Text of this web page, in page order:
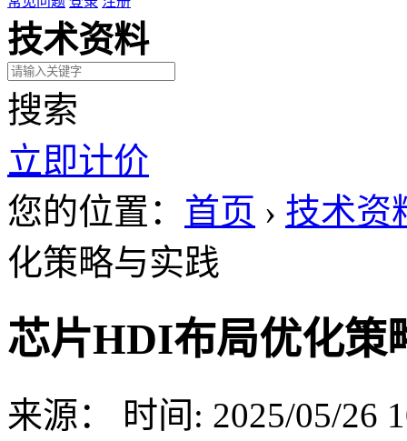
技术资料
搜索
立即计价
您的位置： 首页 › 技术资
化策略与实践
芯片HDI布局优化策
来源：
时间: 2025/05/26